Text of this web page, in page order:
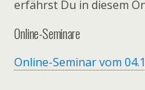
erfährst Du in diesem
Online-Seminare
Online-Seminar vom